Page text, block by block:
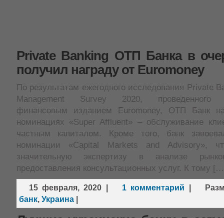
Private Banking ОТП Банка в
получил награду от Euromoney
По результатам ежегодного исследования Private
Management Survey 2020, проведенного
финансовым изданием Euromoney, ОТП Банк
номинациях «Super Affluent» – обслуживание
частным капиталом. Кроме того, банк
номинации «Capital Markets and Advisory»,
значительную экспертизу в анализе
предоставления консультационных услуг. К тому
15 февраля, 2020 1 комментарий
банк, Украина|